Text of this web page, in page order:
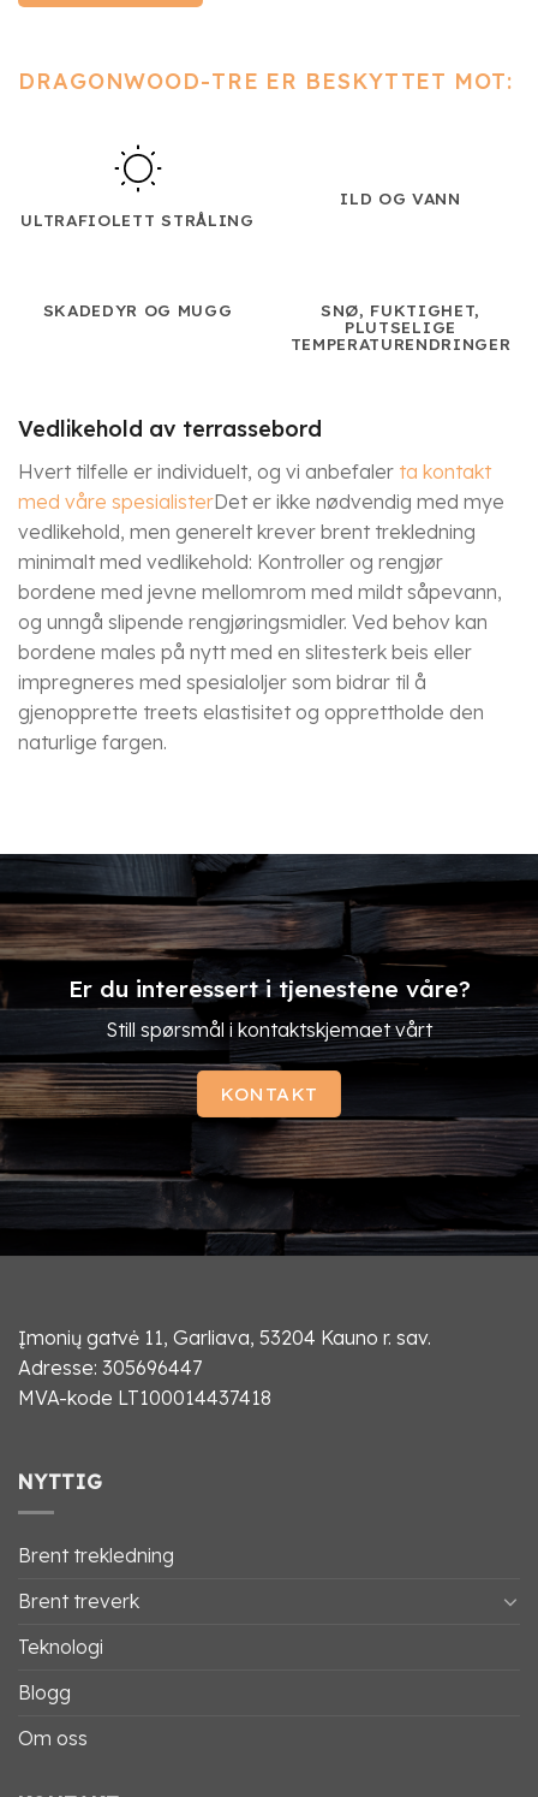
DRAGONWOOD-TRE ER BESKYTTET MOT:
ULTRAFIOLETT STRÅLING
ILD OG VANN
SKADEDYR OG MUGG
SNØ, FUKTIGHET,
PLUTSELIGE
TEMPERATURENDRINGER
Vedlikehold av terrassebord
Hvert tilfelle er individuelt, og vi anbefaler ta kontakt
med våre spesialisterDet er ikke nødvendig med mye
vedlikehold, men generelt krever brent trekledning
minimalt med vedlikehold: Kontroller og rengjør
bordene med jevne mellomrom med mildt såpevann,
og unngå slipende rengjøringsmidler. Ved behov kan
bordene males på nytt med en slitesterk beis eller
impregneres med spesialoljer som bidrar til å
gjenopprette treets elastisitet og opprettholde den
naturlige fargen.
Er du interessert i tjenestene våre?
Still spørsmål i kontaktskjemaet vårt
KONTAKT
Įmonių gatvė 11, Garliava, 53204 Kauno r. sav.
Adresse: 305696447
MVA-kode LT100014437418
NYTTIG
Brent trekledning
Brent treverk
Teknologi
Blogg
Om oss